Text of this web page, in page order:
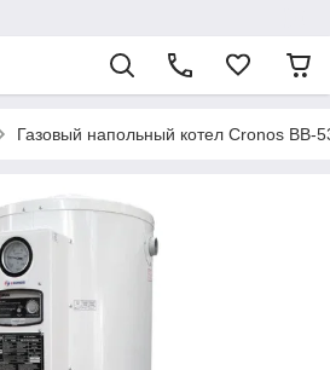
Газовый напольный котел Cronos